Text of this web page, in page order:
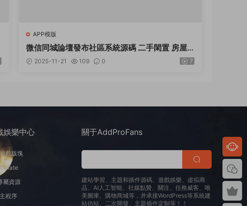
APP模版
微信同城論壇發布社區系統源碼 二手閑置 房屋
出租開源uniapp修複版
2025-11-21 109 0 7
娛樂中心
戲版塊
Mate
屬資源
程序
關于AddProFans
建站學習、主題和插件源碼、遊戲娛樂、虛拟商
品、AI人工智能、社媒點贊、關注、任務威客、唯
美圖庫、購物商城等，并承接WordPress等系統建
站仿站、二次開發、主題插件定制等！！